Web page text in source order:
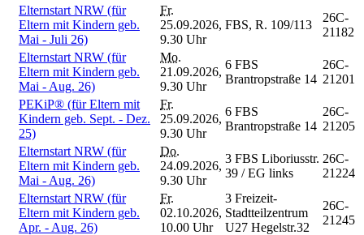
Elternstart NRW (für
Eltern mit Kindern geb.
Mai - Juli 26)
Fr.
25.09.2026,
9.30 Uhr
FBS, R. 109/113
26C-
21182
Elternstart NRW (für
Eltern mit Kindern geb.
Mai - Aug. 26)
Mo.
21.09.2026,
9.30 Uhr
6 FBS
Brantropstraße 14
26C-
21201
PEKiP® (für Eltern mit
Kindern geb. Sept. - Dez.
25)
Fr.
25.09.2026,
9.30 Uhr
6 FBS
Brantropstraße 14
26C-
21205
Elternstart NRW (für
Eltern mit Kindern geb.
Mai - Aug. 26)
Do.
24.09.2026,
9.30 Uhr
3 FBS Liboriusstr.
39 / EG links
26C-
21224
Elternstart NRW (für
Eltern mit Kindern geb.
Apr. - Aug. 26)
Fr.
02.10.2026,
10.00 Uhr
3 Freizeit-
Stadtteilzentrum
U27 Hegelstr.32
26C-
21245